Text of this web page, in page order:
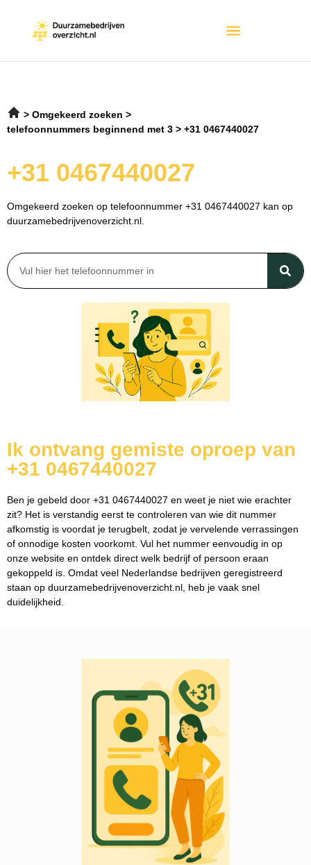
Omgekeerd zoeken
telefoonnummers beginnend met 3
+31 0467440027
+31 0467440027
Omgekeerd zoeken op telefoonnummer +31 0467440027 kan op
duurzamebedrijvenoverzicht.nl.
Ik ontvang gemiste oproep van
+31 0467440027
Ben je gebeld door +31 0467440027 en weet je niet wie erachter
zit? Het is verstandig eerst te controleren van wie dit nummer
afkomstig is voordat je terugbelt, zodat je vervelende verrassingen
of onnodige kosten voorkomt. Vul het nummer eenvoudig in op
onze website en ontdek direct welk bedrijf of persoon eraan
gekoppeld is. Omdat veel Nederlandse bedrijven geregistreerd
staan op duurzamebedrijvenoverzicht.nl, heb je vaak snel
duidelijkheid.